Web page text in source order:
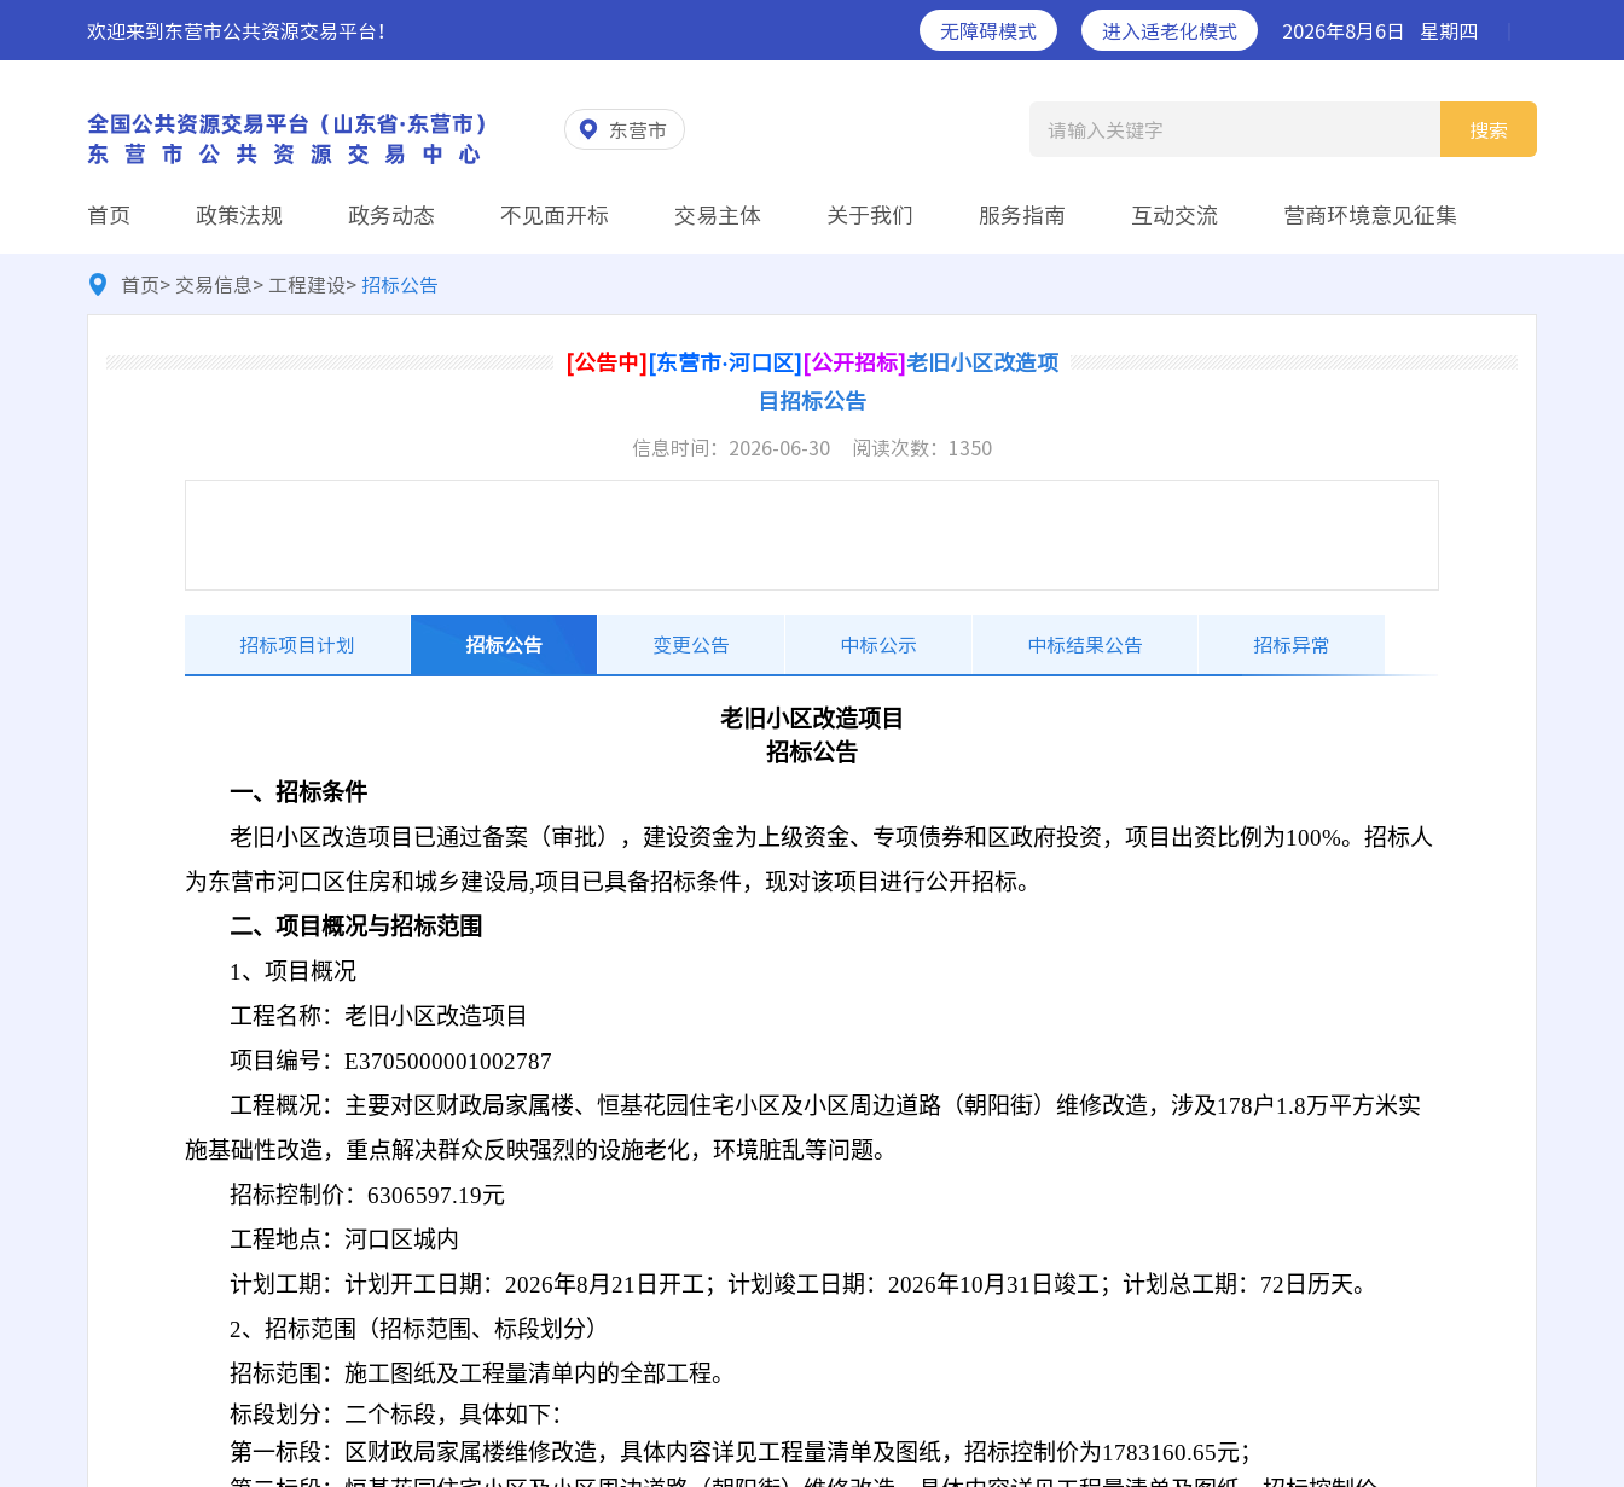
欢迎来到东营市公共资源交易平台！ 无障碍模式 进入适老化模式 2026年8月6日 星期四
东营市 搜索
请输入关键字
首页 政策法规 政务动态 不见面开标 交易主体 关于我们 服务指南 互动交流 营商环境意见征集
首页> 交易信息> 工程建设>招标公告
[公告中][东营市·河口区][公开招标]老旧小区改造项
目招标公告
信息时间： 2026-06-30 阅读次数： 1350
招标项目计划 招标公告 变更公告 中标公示 中标结果公告 招标异常
老旧小区改造项目
招标公告
一、招标条件
老旧小区改造项目已通过备案（审批），建设资金为上级资金、专项债券和区政府投资，项目出资比例为100%。招标人
为东营市河口区住房和城乡建设局,项目已具备招标条件，现对该项目进行公开招标。
二、项目概况与招标范围
1、项目概况
工程名称：老旧小区改造项目
项目编号： E3705000001002787
工程概况：主要对区财政局家属楼、恒基花园住宅小区及小区周边道路（朝阳街）维修改造，涉及178户1.8万平方米实
施基础性改造，重点解决群众反映强烈的设施老化，环境脏乱等问题。
招标控制价： 6306597.19元
工程地点：河口区城内
计划工期：计划开工日期： 2026年8月21日开工；计划竣工日期：2026年10月31日竣工；计划总工期：72日历天。
2、招标范围（招标范围、标段划分）
招标范围：施工图纸及工程量清单内的全部工程。
标段划分： 二个标段，具体如下：
第一标段：
区财政局家属楼维修改造，具体内容详见工程量清单及图纸，招标控制价为1783160.65元；